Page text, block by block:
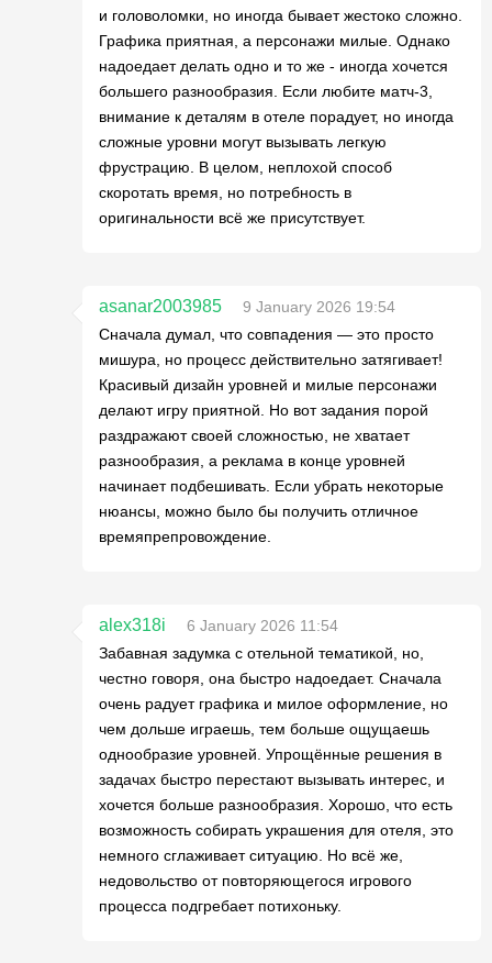
и головоломки, но иногда бывает жестоко сложно.
Графика приятная, а персонажи милые. Однако
надоедает делать одно и то же - иногда хочется
большего разнообразия. Если любите матч-3,
внимание к деталям в отеле порадует, но иногда
сложные уровни могут вызывать легкую
фрустрацию. В целом, неплохой способ
скоротать время, но потребность в
оригинальности всё же присутствует.
asanar2003985
9 January 2026 19:54
Сначала думал, что совпадения — это просто
мишура, но процесс действительно затягивает!
Красивый дизайн уровней и милые персонажи
делают игру приятной. Но вот задания порой
раздражают своей сложностью, не хватает
разнообразия, а реклама в конце уровней
начинает подбешивать. Если убрать некоторые
нюансы, можно было бы получить отличное
времяпрепровождение.
alex318i
6 January 2026 11:54
Забавная задумка с отельной тематикой, но,
честно говоря, она быстро надоедает. Сначала
очень радует графика и милое оформление, но
чем дольше играешь, тем больше ощущаешь
однообразие уровней. Упрощённые решения в
задачах быстро перестают вызывать интерес, и
хочется больше разнообразия. Хорошо, что есть
возможность собирать украшения для отеля, это
немного сглаживает ситуацию. Но всё же,
недовольство от повторяющегося игрового
процесса подгребает потихоньку.